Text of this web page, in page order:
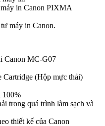
in Canon PIXMA
máy in Canon.
Canon MC-G07
Cartridge (Hộp mực thải)
100%
trong quá trình làm sạch và
thiết kế của Canon